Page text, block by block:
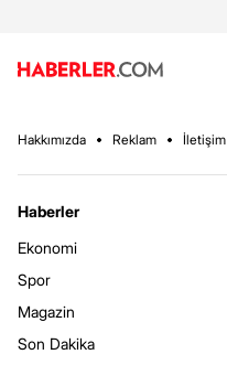
Hakkımızda Reklam İletişim
Haberler
Ekonomi
Spor
Magazin
Son Dakika